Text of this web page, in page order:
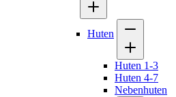
Huten
Huten 1-3
Huten 4-7
Nebenhuten